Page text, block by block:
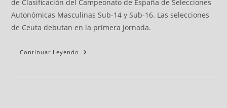
de Clasificación del Campeonato de España de Selecciones
Autonómicas Masculinas Sub-14 y Sub-16. Las selecciones
de Ceuta debutan en la primera jornada.
Continuar Leyendo